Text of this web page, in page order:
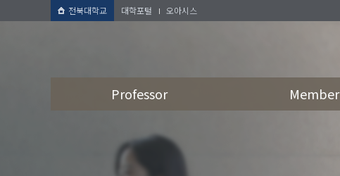
전북대학교 대학포털 오아시스
Professor Member